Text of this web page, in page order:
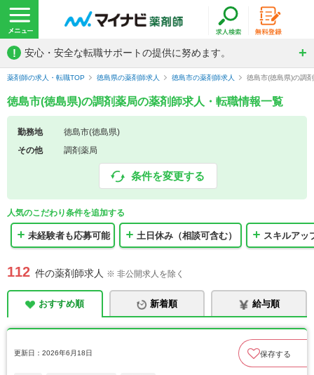
! 安心・安全な転職サポートの提供に努めます。
薬剤師の求人・転職TOP 徳島県の薬剤師求人 徳島市の薬剤師求人 徳島市(徳島県)の調
徳島市(徳島県)の調剤薬局の薬剤師求人・転職情報一覧
勤務地
徳島市(徳島県)
その他
調剤薬局
条件を変更する
人気のこだわり条件を追加する
未経験者も応募可能 土日休み（相談可含む） スキルアッ
112 件の薬剤師求人 ※ 非公開求人を除く
おすすめ順 新着順 給与順
更新日：2026年6月18日 保存する